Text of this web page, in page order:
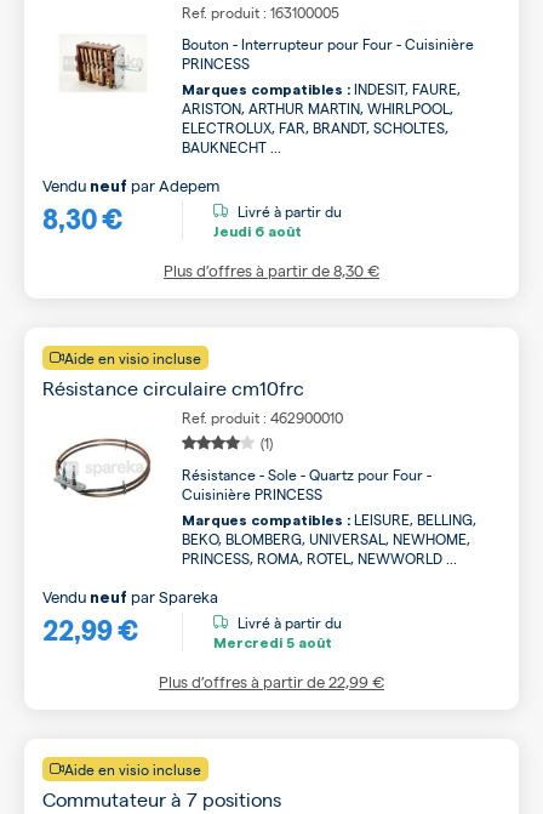
Ref. produit : 163100005
Bouton - Interrupteur pour Four - Cuisinière
PRINCESS
Marques compatibles : INDESIT, FAURE,
ARISTON, ARTHUR MARTIN, WHIRLPOOL,
ELECTROLUX, FAR, BRANDT, SCHOLTES,
BAUKNECHT ...
8,30 €
Vendu neuf parAdepem
Livré à partir du
Jeudi 6 août
Plus d’offres à partir de8,30 €
Aide en visio incluse
Résistance circulaire cm10frc
Ref. produit : 462900010
(1)
Résistance - Sole - Quartz pour Four -
Cuisinière PRINCESS
Marques compatibles : LEISURE, BELLING,
BEKO, BLOMBERG, UNIVERSAL, NEWHOME,
PRINCESS, ROMA, ROTEL, NEWWORLD ...
22,99 €
Vendu neuf parSpareka
Livré à partir du
Mercredi 5 août
Plus d’offres à partir de22,99 €
Aide en visio incluse
Commutateur à 7 positions